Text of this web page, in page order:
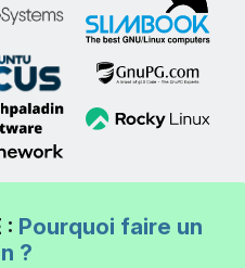
: Pourquoi faire un
?